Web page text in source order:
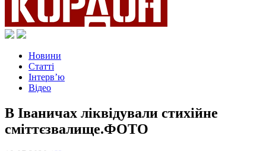
Новини
Статті
Інтерв’ю
Відео
В Іваничах ліквідували стихійне
сміттєзвалище.ФОТО